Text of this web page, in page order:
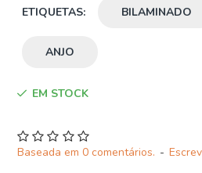
ETIQUETAS: BILAMINADO
ANJO
EM STOCK
Baseada em 0 comentários. -